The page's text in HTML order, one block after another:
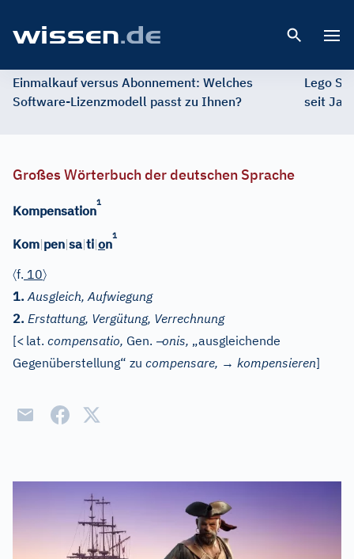
Einmalkauf versus Abonnement: Welches
Software-Lizenzmodell passt zu Ihnen?
Lego
seit
Großes Wörterbuch der deutschen Sprache
Kompensation
1
Kom|pen|sa|ti|on
1
〈f. 10〉
1. Ausgleich, Aufwiegung
2. Erstattung, Vergütung, Verrechnung
[< lat. compensatio, Gen. –onis, „ausgleichende
Gegenüberstellung“ zu compensare, → kompensieren]